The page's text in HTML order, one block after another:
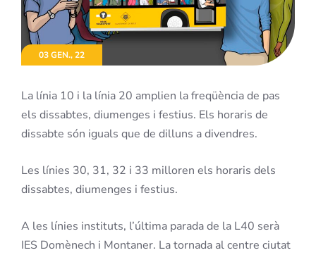
03 GEN., 22
La línia 10 i la línia 20 amplien la freqüència de pas
els dissabtes, diumenges i festius. Els horaris de
dissabte són iguals que de dilluns a divendres.
Les línies 30, 31, 32 i 33 milloren els horaris dels
dissabtes, diumenges i festius.
A les línies instituts, l’última parada de la L40 serà
IES Domènech i Montaner. La tornada al centre ciutat